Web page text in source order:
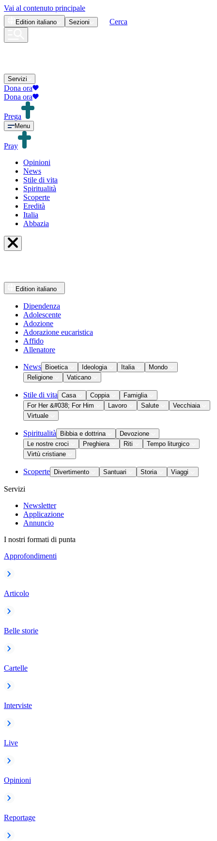
Vai al contenuto principale
Edition italiano Sezioni Cerca
Servizi
Dona ora
Dona ora
Prega
Menu
Pray
Opinioni
News
Stile di vita
Spiritualità
Scoperte
Eredità
Italia
Abbazia
Edition italiano
Dipendenza
Adolescente
Adozione
Adorazione eucaristica
Affido
Allenatore
News Bioetica Ideologia Italia
Mondo
Religione
Vaticano
Stile di vita Casa Coppia
Famiglia
For Her &#038; For Him
Lavoro Salute
Vecchiaia
Virtuale
Spiritualità Bibbia e dottrina
Devozione
Le nostre croci
Preghiera Riti
Tempo liturgico
Virtù cristiane
Scoperte Divertimento Santuari Storia Viaggi
Servizi
Newsletter
Applicazione
Annuncio
I nostri formati di punta
Approfondimenti
Articolo
Belle storie
Cartelle
Interviste
Live
Opinioni
Reportage